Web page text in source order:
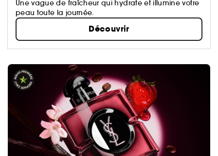
Une vague de fraîcheur qui hydrate et illumine votre
peau toute la journée.
Découvrir